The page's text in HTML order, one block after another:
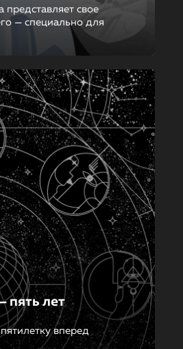
представляет свое
— специально для
пять лет
вперед